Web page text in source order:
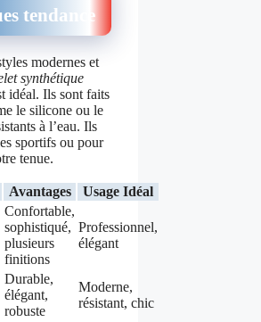
tendance
modernes et
synthétique
idéal. Ils sont faits
le silicone ou le
à l’eau. Ils
sportifs ou pour
tenue.
Avantages Usage Idéal
Confortable,
sophistiqué,
plusieurs
finitions
Professionnel,
élégant
Durable,
élégant,
robuste
Moderne,
résistant, chic